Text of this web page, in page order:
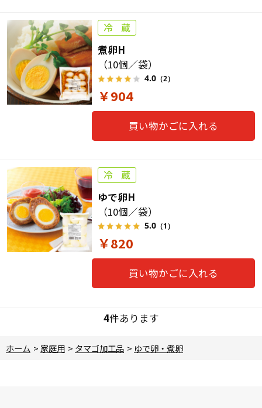
煮卵H
（10個／袋）
4.0（2）
￥904
買い物かごに入れる
ゆで卵H
（10個／袋）
5.0（1）
￥820
買い物かごに入れる
4件あります
ホーム > 家庭用 > タマゴ加工品 > ゆで卵・煮卵